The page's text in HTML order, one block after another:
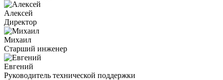
Алексей
Директор
Михаил
Старший инженер
Евгений
Руководитель технической поддержки